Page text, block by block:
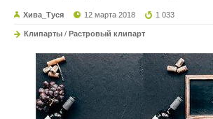
Хива_Туся 12 марта 2018 1 033
Клипарты / Растровый клипарт